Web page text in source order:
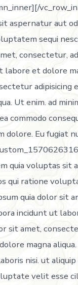
aspernatur aut
sequi
consectetur,
labore et dolore
adipisicing
Ut enim. ad
commodo
dolore. Eu fugiat
quia voluptas sit
qui ratione
quia dolor sit
incidunt ut
sit amet,
magna
nisi. ut
velit esse